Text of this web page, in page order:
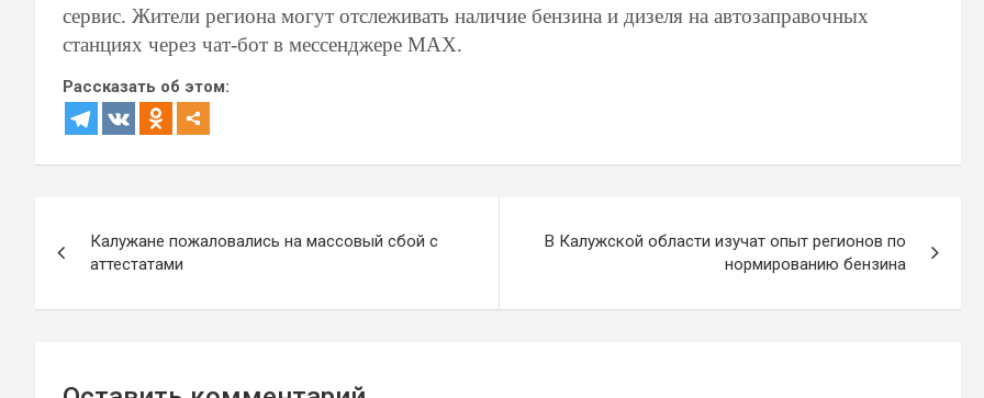
сервис. Жители региона могут отслеживать наличие бензина и дизеля на автозаправочных
станциях через чат-бот в мессенджере MAX.
Рассказать об этом:
по
записям
Калужане пожаловались на массовый сбой с
аттестатами
В Калужской области изучат опыт регионов по
нормированию бензина